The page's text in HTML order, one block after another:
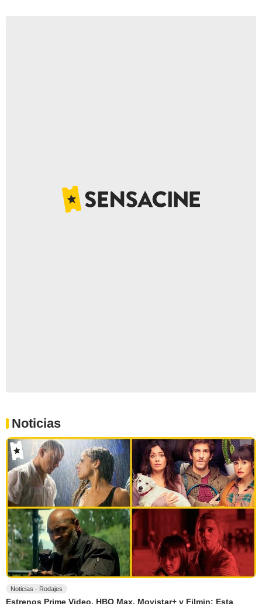
Noticias
Noticias - Rodajes
Estrenos Prime Video, HBO Max, Movistar+ y Filmin: Esta